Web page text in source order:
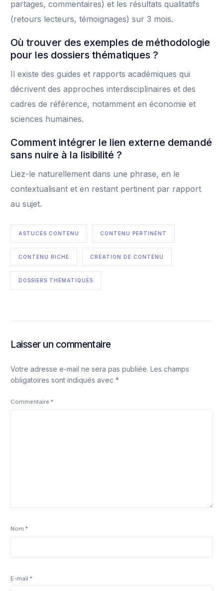
partages, commentaires) et les résultats qualitatifs
(retours lecteurs, témoignages) sur 3 mois.
Où trouver des exemples de méthodologie
pour les dossiers thématiques ?
Il existe des guides et rapports académiques qui
décrivent des approches interdisciplinaires et des
cadres de référence, notamment en économie et
sciences humaines.
Comment intégrer le lien externe demandé
sans nuire à la lisibilité ?
Liez-le naturellement dans une phrase, en le
contextualisant et en restant pertinent par rapport
au sujet.
ASTUCES CONTENU CONTENU PERTINENT
CONTENU RICHE CRÉATION DE CONTENU
DOSSIERS THÉMATIQUES
Laisser un commentaire
Votre adresse e-mail ne sera pas publiée. Les champs
obligatoires sont indiqués avec*
Commentaire*
Nom*
E-mail*